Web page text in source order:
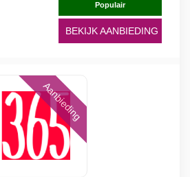
Populair
BEKIJK AANBIEDING
Aanbieding